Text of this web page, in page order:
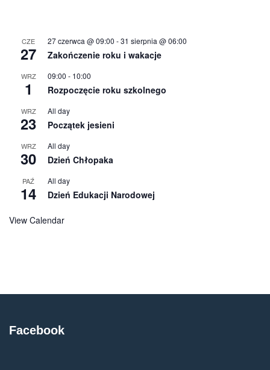
CZE
27
27 czerwca @ 09:00 -31 sierpnia @ 06:00
Zakończenie roku i wakacje
WRZ
1
09:00 - 10:00
Rozpoczęcie roku szkolnego
WRZ
23
All day
Początek jesieni
WRZ
30
All day
Dzień Chłopaka
PAŹ
14
All day
Dzień Edukacji Narodowej
View Calendar
Facebook